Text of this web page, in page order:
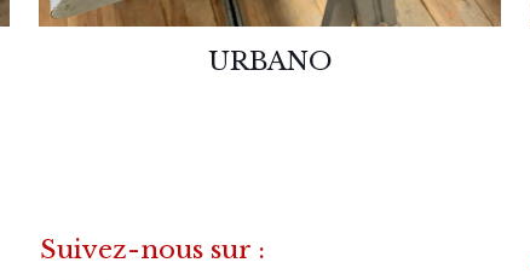
URBANO
Suivez-nous sur :